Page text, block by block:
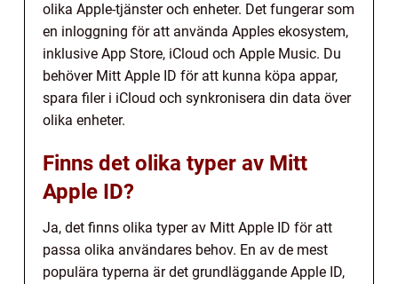
olika Apple-tjänster och enheter. Det fungerar som
en inloggning för att använda Apples ekosystem,
inklusive App Store, iCloud och Apple Music. Du
behöver Mitt Apple ID för att kunna köpa appar,
spara filer i iCloud och synkronisera din data över
olika enheter.
Finns det olika typer av Mitt
Apple ID?
Ja, det finns olika typer av Mitt Apple ID för att
passa olika användares behov. En av de mest
populära typerna är det grundläggande Apple ID,